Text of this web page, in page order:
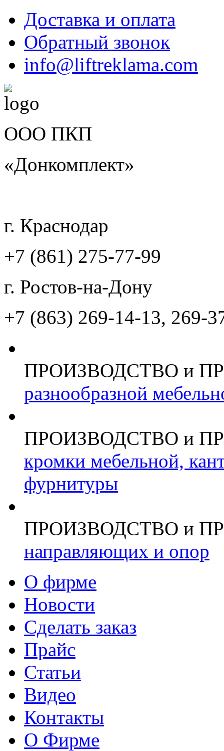
Доставка и оплата
Обратный звонок
info@liftreklama.com
ООО ПКП
«Донкомплект»
г. Краснодар
+7 (861) 275-77-99
г. Ростов-на-Дону
+7 (863) 269-14-13, 269-
ПРОИЗВОДСТВО и
разнообразной
ПРОИЗВОДСТВО и
кромки мебельной,
фурнитуры
ПРОИЗВОДСТВО и
направляющих и опор
О фирме
Новости
Сделать заказ
Прайс
Статьи
Видео
Контакты
О Фирме